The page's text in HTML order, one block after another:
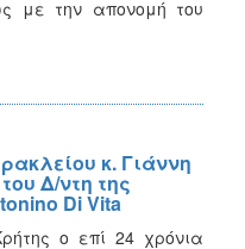
με την απονομή του
κ. Γιάννη
Δ/ντη της
Di Vita
ο επί 24 χρόνια